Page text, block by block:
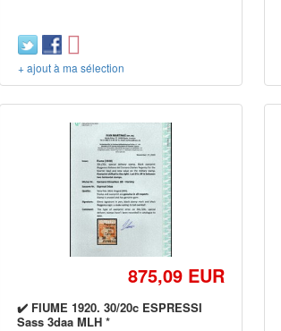
+ ajout à ma sélection
875,09 EUR
✔️ FIUME 1920. 30/20c ESPRESSI
Sass 3daa MLH *